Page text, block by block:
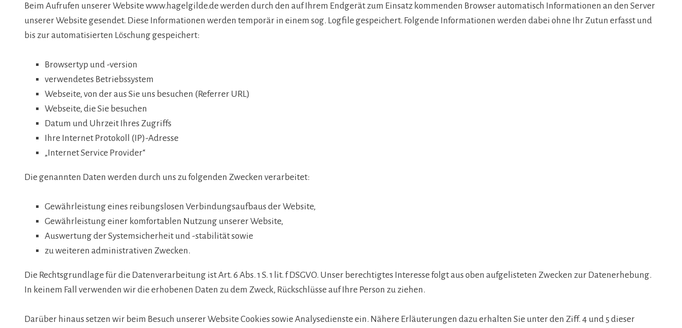
Beim Aufrufen unserer Website www.hagelgilde.de werden durch den auf Ihrem Endgerät zum Einsatz kommenden Browser automatisch Informationen an den Server
unserer Website gesendet. Diese Informationen werden temporär in einem sog. Logfile gespeichert. Folgende Informationen werden dabei ohne Ihr Zutun erfasst und
bis zur automatisierten Löschung gespeichert:
Browsertyp und -version
verwendetes Betriebssystem
Webseite, von der aus Sie uns besuchen (Referrer URL)
Webseite, die Sie besuchen
Datum und Uhrzeit Ihres Zugriffs
Ihre Internet Protokoll (IP)-Adresse
„Internet Service Provider“
Die genannten Daten werden durch uns zu folgenden Zwecken verarbeitet:
Gewährleistung eines reibungslosen Verbindungsaufbaus der Website,
Gewährleistung einer komfortablen Nutzung unserer Website,
Auswertung der Systemsicherheit und -stabilität sowie
zu weiteren administrativen Zwecken.
Die Rechtsgrundlage für die Datenverarbeitung ist Art. 6 Abs. 1 S. 1 lit. f DSGVO. Unser berechtigtes Interesse folgt aus oben aufgelisteten Zwecken zur Datenerhebung.
In keinem Fall verwenden wir die erhobenen Daten zu dem Zweck, Rückschlüsse auf Ihre Person zu ziehen.
Darüber hinaus setzen wir beim Besuch unserer Website Cookies sowie Analysedienste ein. Nähere Erläuterungen dazu erhalten Sie unter den Ziff. 4 und 5 dieser